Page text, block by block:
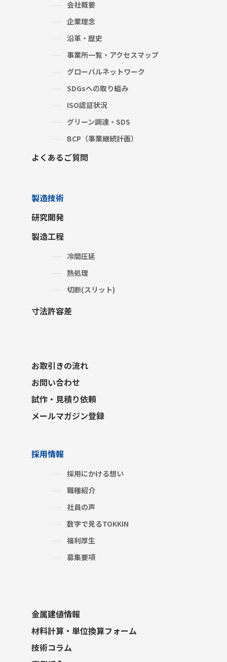
会社概要
企業理念
沿革・歴史
事業所一覧・アクセスマップ
グローバルネットワーク
SDGsへの取り組み
ISO認証状況
グリーン調達・SDS
BCP（事業継続計画）
よくあるご質問
製造技術
研究開発
製造工程
冷間圧延
熱処理
切断(スリット)
寸法許容差
お取引きの流れ
お問い合わせ
試作・見積り依頼
メールマガジン登録
採用情報
採用にかける想い
職種紹介
社員の声
数字で見るTOKKIN
福利厚生
募集要項
金属建値情報
材料計算・単位換算フォーム
技術コラム